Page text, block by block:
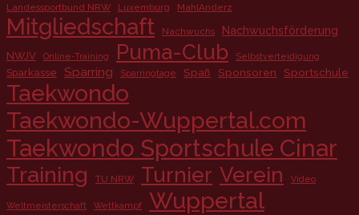
Landessportbund NRW Luxemburg MahlAnderz
Mitgliedschaft Nachwuchs Nachwuchsförderung
NWJV Online-Training Puma-Club Selbstverteidigung
Sparkasse Sparring Sparringtage Spaß Sponsoren Sportschule
Taekwondo
Taekwondo-Wuppertal.com
Taekwondo Sportschule Cinar
Training TU NRW Turnier Verein Video
Weltmeisterschaft Wettkampf Wuppertal